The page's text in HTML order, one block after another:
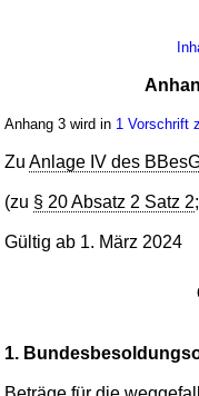
Anhang 3 wird in 1 Vorschrift
ZuAnlage IV des
(zu § 20 Absatz 2 Satz 2;
Gültig ab 1. März 2024
1.